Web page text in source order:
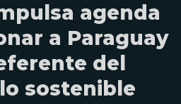
agenda
a Paraguay
del
sostenible